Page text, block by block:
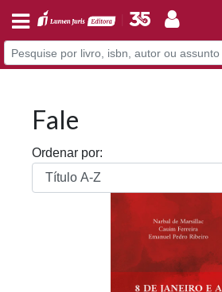
Fale
Ordenar por: